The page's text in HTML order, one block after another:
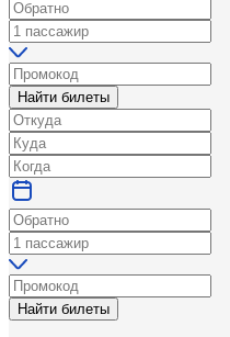
Найти билеты
Найти билеты